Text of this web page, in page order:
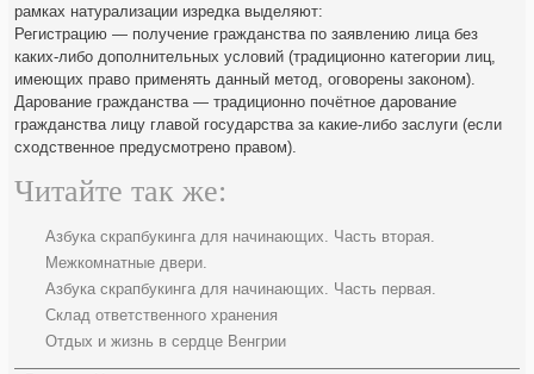
рамках натурализации изредка выделяют:
Регистрацию — получение гражданства по заявлению лица без
каких-либо дополнительных условий (традиционно категории лиц,
имеющих право применять данный метод, оговорены законом).
Дарование гражданства — традиционно почётное дарование
гражданства лицу главой государства за какие-либо заслуги (если
сходственное предусмотрено правом).
Читайте так же:
Азбука скрапбукинга для начинающих. Часть вторая.
Межкомнатные двери.
Азбука скрапбукинга для начинающих. Часть первая.
Склад ответственного хранения
Отдых и жизнь в сердце Венгрии